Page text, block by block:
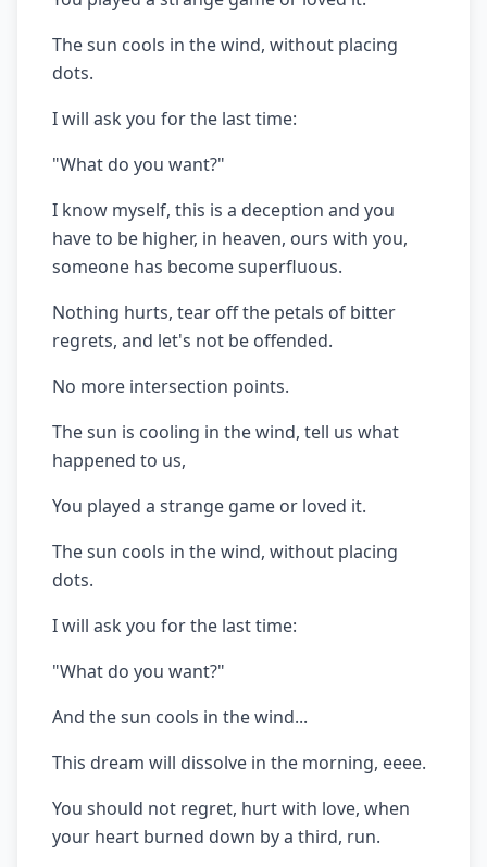
The sun cools in the wind, without placing
dots.
I will ask you for the last time:
"What do you want?"
I know myself, this is a deception and you
have to be higher, in heaven, ours with you,
someone has become superfluous.
Nothing hurts, tear off the petals of bitter
regrets, and let's not be offended.
No more intersection points.
The sun is cooling in the wind, tell us what
happened to us,
You played a strange game or loved it.
The sun cools in the wind, without placing
dots.
I will ask you for the last time:
"What do you want?"
And the sun cools in the wind...
This dream will dissolve in the morning, eeee.
You should not regret, hurt with love, when
your heart burned down by a third, run.